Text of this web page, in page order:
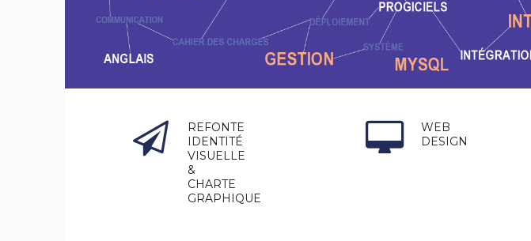
REFONTE
IDENTITÉ
VISUELLE
&
CHARTE
GRAPHIQUE
WEB
DESIGN